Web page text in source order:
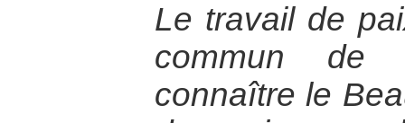
Le travail de
commun de
connaître le